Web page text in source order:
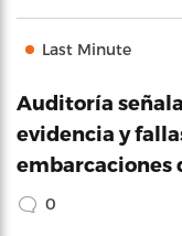
Last Minute
Auditoría
evidencia y
embarcaciones
0